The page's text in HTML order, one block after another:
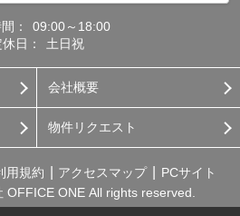
：
09:00～18:00
日：
土日祝
会社概要
物件リクエスト
用規約 アクセスマップ
PCサイト
OFFICE ONE All rights reserved.